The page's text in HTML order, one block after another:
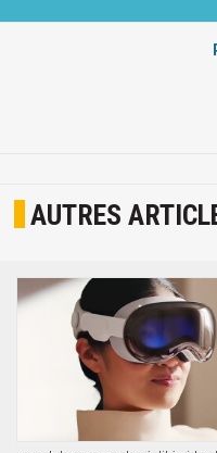
AUTRES